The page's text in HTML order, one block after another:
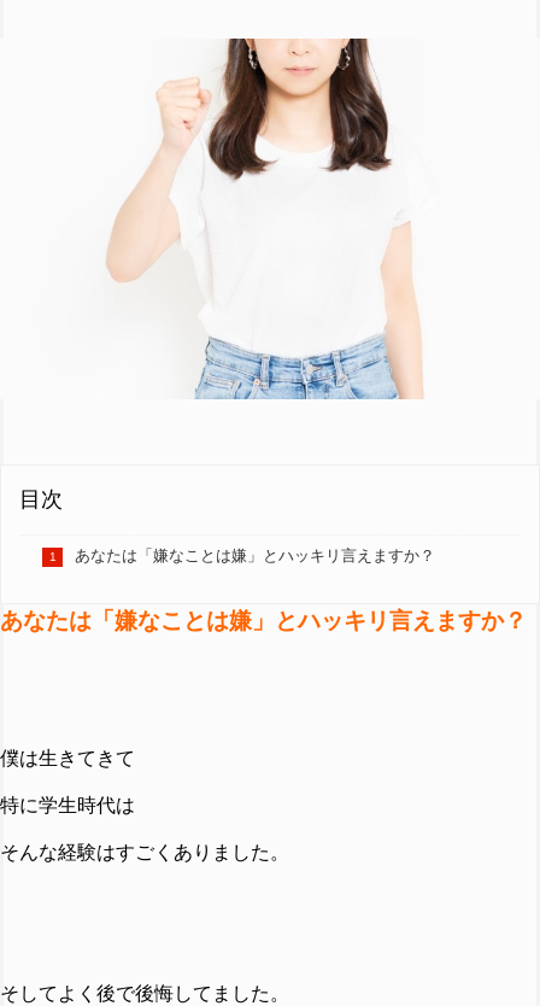
目次
あなたは「嫌なことは嫌」とハッキリ言えますか？
あなたは「嫌なことは嫌」とハッキリ言えますか？
僕は生きてきて
特に学生時代は
そんな経験はすごくありました。
そしてよく後で後悔してました。